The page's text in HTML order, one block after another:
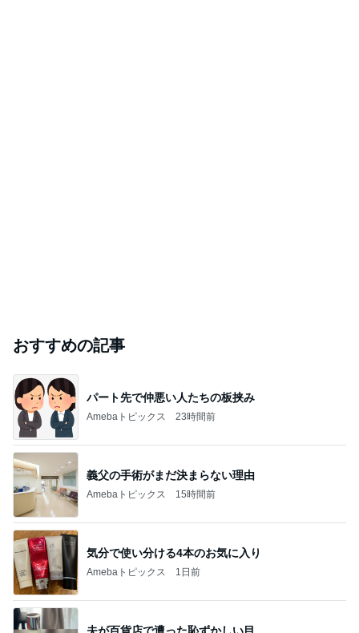
おすすめの記事
パート先で仲悪い人たちの板挟み
Amebaトピックス 23時間前
義父の手術がまだ決まらない理由
Amebaトピックス 15時間前
気分で使い分ける4本のお気に入り
Amebaトピックス 1日前
夫が百貨店で遭った恥ずかしい目